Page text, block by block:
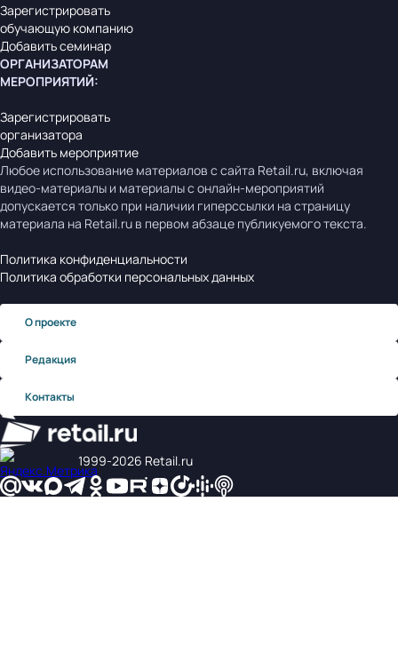
Зарегистрировать
обучающую компанию
Добавить семинар
ОРГАНИЗАТОРАМ
МЕРОПРИЯТИЙ:
Зарегистрировать
организатора
Добавить мероприятие
Любое использование материалов с сайта Retail.ru, включая
видео-материалы и материалы с онлайн-мероприятий
допускается только при наличии гиперссылки на страницу
материала на Retail.ru в первом абзаце публикуемого текста.
Политика конфиденциальности
Политика обработки персональных данных
О проекте
Редакция
Контакты
1999‑2026 Retail.ru